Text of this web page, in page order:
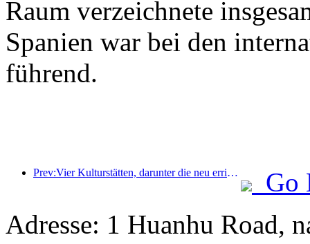
Raum verzeichnete
Spanien war bei den
führend.
Prev:Vier Kulturstätten, darunter die neu errichtete „Jinling Poetry Hall“ im malerischen Gebiet des Xuanwu-Sees in Nanjing, wurden offiziell eröffnet.
Go
Adresse: 1 Huanhu Road,